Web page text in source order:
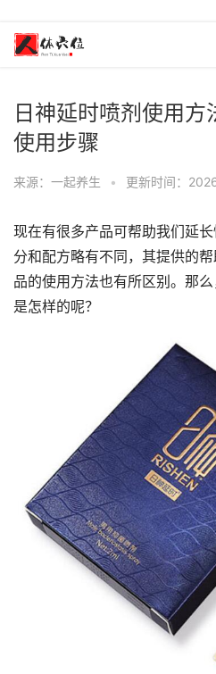
日神延时喷剂使用方
使用步骤
来源：一起养生 • 更新时间：
现在有很多产品可帮助我们延
分和配方略有不同，其提供的
品的使用方法也有所区别。那
是怎样的呢？